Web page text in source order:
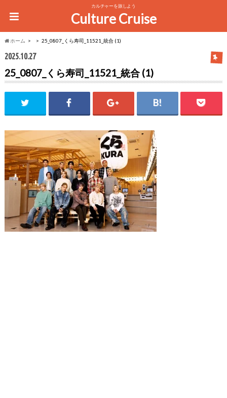
カルチャーを旅しよう
Culture Cruise
ホーム 25_0807_くら寿司_11521_統合 (1)
2025.10.27
25_0807_くら寿司_11521_統合 (1)